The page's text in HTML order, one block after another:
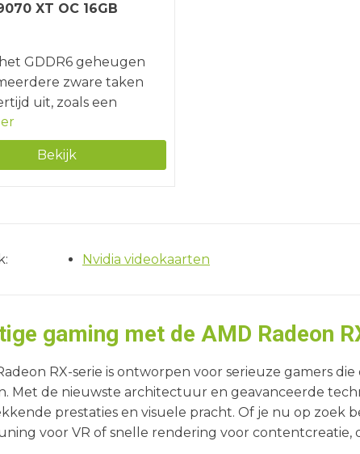
XT OC 16GB
GDDR6 geheugen
zware taken
uit, zoals een
game spelen
hoge beeldkwaliteit en
op Twitch.Doordat
3 ventilatoren
meer zware grafische
videokaart
nodig, waardoor
ruimte moet hebben
Bekijk
Nvidia videokaarten
gaming met de AMD Radeon
RX-serie is ontworpen voor serieuze gamers
Met de nieuwste architectuur en geavanceerde
prestaties en visuele pracht. Of je nu op zoek
voor VR of snelle rendering voor contentcreatie,